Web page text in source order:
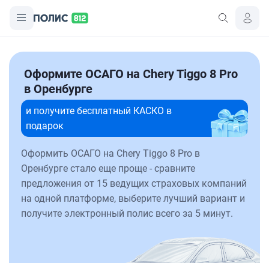
Оформите ОСАГО на Chery Tiggo 8 Pro
в Оренбурге
и получите бесплатный КАСКО в
подарок
Оформить ОСАГО на Chery Tiggo 8 Pro в
Оренбурге стало еще проще - сравните
предложения от 15 ведущих страховых компаний
на одной платформе, выберите лучший вариант и
получите электронный полис всего за 5 минут.